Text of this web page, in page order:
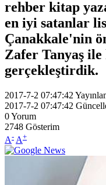
rehber kitap
en iyi satanlar
Çanakkale'nin
Zafer Tanyaş
gerçekleştirdik.
2017-7-2 07:47:42
2017-7-2 07:47:42
0Yorum
2748 Gösterim
A- A+